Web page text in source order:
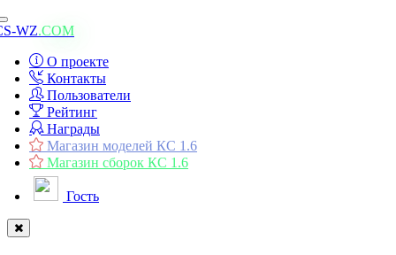
Toggle
navigation
WZ.COM
О проекте
Контакты
Пользователи
Рейтинг
Награды
Магазин моделей КС 1.6
Магазин сборок КС 1.6
Гость